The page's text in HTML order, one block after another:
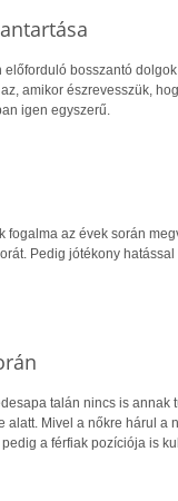
előforduló bosszantó
amikor észrevesszük,
igen egyszerű.
fogalma az évek során
Pedig jótékony
talán nincs is
alatt. Mivel a nőkre hárul a
a férfiak pozíciója is